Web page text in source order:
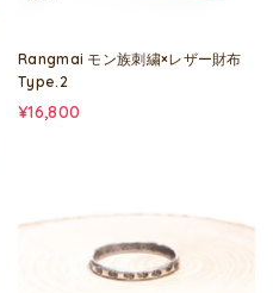
Rangmai モン族刺繍×レザー財布
Type.2
¥16,800